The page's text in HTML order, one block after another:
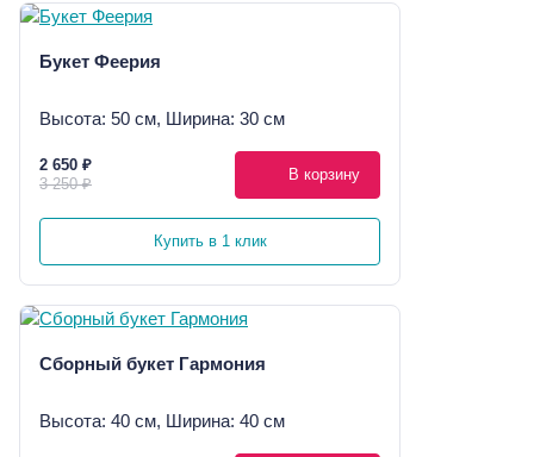
Букет Феерия
Высота: 50 см, Ширина: 30 см
2 650 ₽
3 250 ₽
В корзину
Купить в 1 клик
Сборный букет Гармония
Высота: 40 см, Ширина: 40 см